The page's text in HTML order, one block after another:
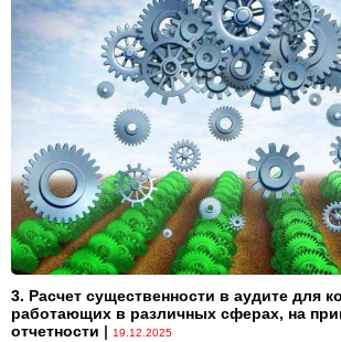
3. Расчет существенности в аудите для
работающих в различных сферах, на
отчетности | 19.12.2025